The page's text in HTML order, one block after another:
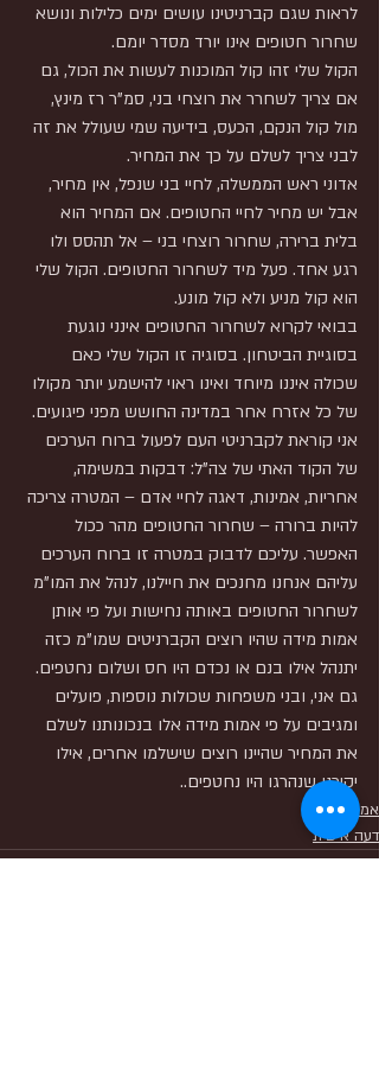
לראות שגם קברניטינו עושים ימים כלילות ונושא
שחרור חטופים אינו יורד מסדר יומם.
הקול שלי זהו קול המוכנות לעשות את הכול, גם
אם צריך לשחרר את רוצחי בני, סמ"ר רז מינץ,
מול קול הנקם, הכעס, בידיעה שמי שעולל את זה
לבני צריך לשלם על כך את המחיר.
אדוני ראש הממשלה, לחיי בני שנפל, אין מחיר,
אבל יש מחיר לחיי החטופים. אם המחיר הוא
בלית ברירה, שחרור רוצחי בני – אל תהסס ולו
רגע אחד. פעל מיד לשחרור החטופים. הקול שלי
הוא קול מניע ולא קול מונע.
בבואי לקרוא לשחרור החטופים אינני נוגעת
בסוגיית הביטחון. בסוגיה זו הקול שלי כאם
שכולה איננו מיוחד ואינו ראוי להישמע יותר מקולו
של כל אזרח אחר במדינה החושש מפני פיגועים.
אני קוראת לקברניטי העם לפעול ברוח הערכים
של הקוד האתי של צה"ל: דבקות במשימה,
אחריות, אמינות, דאגה לחיי אדם – המטרה צריכה
להיות ברורה – שחרור החטופים מהר ככול
האפשר. עליכם לדבוק במטרה זו ברוח הערכים
עליהם אנחנו מחנכים את חיילנו, לנהל את המו"מ
לשחרור החטופים באותה נחישות ועל פי אותן
אמות מידה שהיו רוצים הקברניטים שמו"מ כזה
יתנהל אילו בנם או נכדם היו חס ושלום נחטפים.
גם אני, ובני משפחות שכולות נוספות, פועלים
ומגיבים על פי אמות מידה אלו בנכונותנו לשלם
את המחיר שהיינו רוצים שישלמו אחרים, אילו
יקירנו שנהרגו היו נחטפים..
אמא
דעה אישית